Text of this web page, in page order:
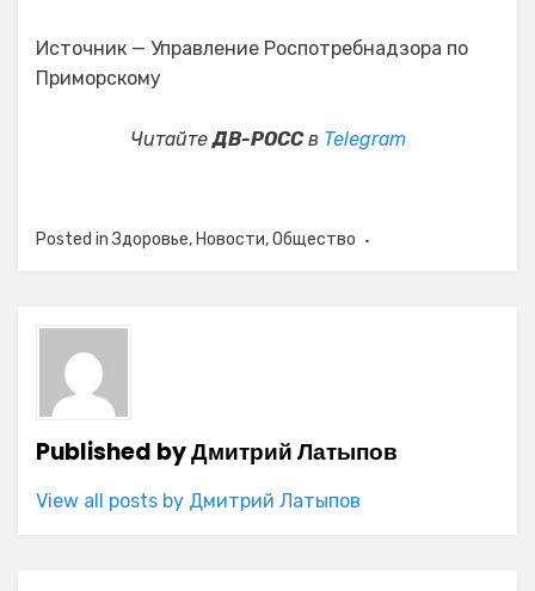
Источник — Управление Роспотребнадзора по
Приморскому
ЧитайтеДВ-РОССв Telegram
Posted inЗдоровье, Новости,Общество
Published byДмитрий Латыпов
View all posts by Дмитрий Латыпов